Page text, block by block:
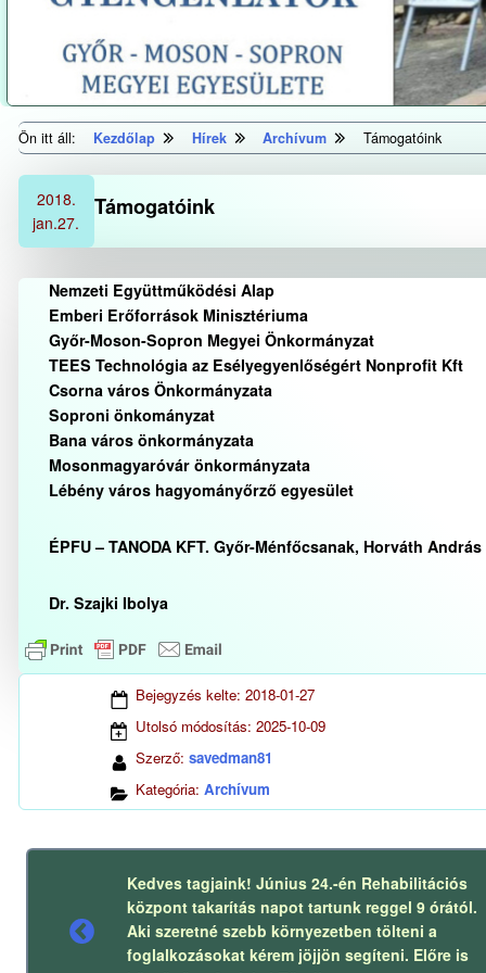
Ön itt áll: Kezdőlap Hírek Archívum Támogatóink
Támogatóink
2018.
jan.27.
Nemzeti Együttműködési Alap
Emberi Erőforrások Minisztériuma
Győr-Moson-Sopron Megyei Önkormányzat
TEES Technológia az Esélyegyenlőségért Nonprofit Kft
Csorna város Önkormányzata
Soproni önkományzat
Bana város önkormányzata
Mosonmagyaróvár önkormányzata
Lébény város hagyományőrző egyesület
ÉPFU – TANODA KFT. Győr-Ménfőcsanak, Horváth
Dr. Szajki Ibolya
Bejegyzés kelte: 2018-01-27
Utolsó módosítás: 2025-10-09
Szerző: savedman81
Kategória: Archívum
Előző
Kedves tagjaink! Június 24.-én Rehabilitációs
központ takarítás napot tartunk reggel 9 órától.
Aki szeretné szebb környezetben tölteni a
foglalkozásokat kérem jöjjön segíteni. Előre is